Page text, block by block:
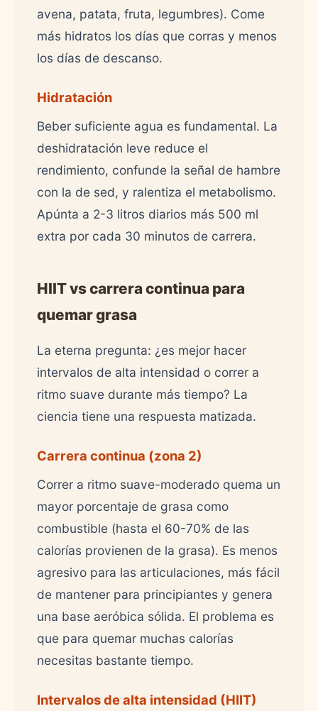
avena, patata, fruta, legumbres). Come
más hidratos los días que corras y menos
los días de descanso.
Hidratación
Beber suficiente agua es fundamental. La
deshidratación leve reduce el
rendimiento, confunde la señal de hambre
con la de sed, y ralentiza el metabolismo.
Apúnta a 2-3 litros diarios más 500 ml
extra por cada 30 minutos de carrera.
HIIT vs carrera continua para
quemar grasa
La eterna pregunta: ¿es mejor hacer
intervalos de alta intensidad o correr a
ritmo suave durante más tiempo? La
ciencia tiene una respuesta matizada.
Carrera continua (zona 2)
Correr a ritmo suave-moderado quema un
mayor porcentaje de grasa como
combustible (hasta el 60-70% de las
calorías provienen de la grasa). Es menos
agresivo para las articulaciones, más fácil
de mantener para principiantes y genera
una base aeróbica sólida. El problema es
que para quemar muchas calorías
necesitas bastante tiempo.
Intervalos de alta intensidad (HIIT)